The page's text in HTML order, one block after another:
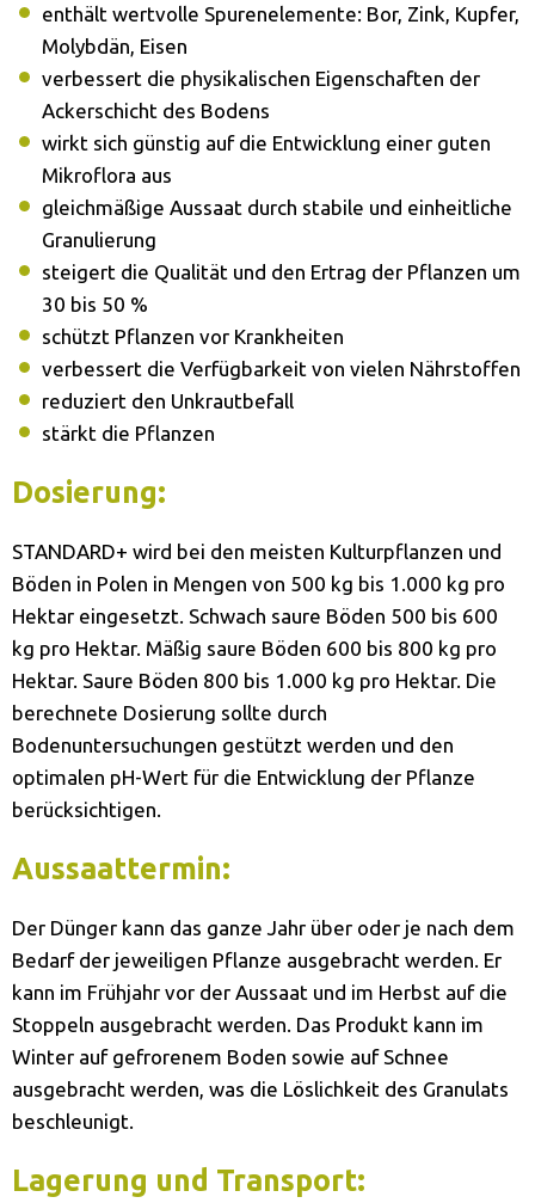
enthält wertvolle Spurenelemente: Bor, Zink, Kupfer,
Molybdän, Eisen
verbessert die physikalischen Eigenschaften der
Ackerschicht des Bodens
wirkt sich günstig auf die Entwicklung einer guten
Mikroflora aus
gleichmäßige Aussaat durch stabile und einheitliche
Granulierung
steigert die Qualität und den Ertrag der Pflanzen um
30 bis 50 %
schützt Pflanzen vor Krankheiten
verbessert die Verfügbarkeit von vielen Nährstoffen
reduziert den Unkrautbefall
stärkt die Pflanzen
Dosierung:
STANDARD+ wird bei den meisten Kulturpflanzen und
Böden in Polen in Mengen von 500 kg bis 1.000 kg pro
Hektar eingesetzt. Schwach saure Böden 500 bis 600
kg pro Hektar. Mäßig saure Böden 600 bis 800 kg pro
Hektar. Saure Böden 800 bis 1.000 kg pro Hektar. Die
berechnete Dosierung sollte durch
Bodenuntersuchungen gestützt werden und den
optimalen pH-Wert für die Entwicklung der Pflanze
berücksichtigen.
Aussaattermin:
Der Dünger kann das ganze Jahr über oder je nach dem
Bedarf der jeweiligen Pflanze ausgebracht werden. Er
kann im Frühjahr vor der Aussaat und im Herbst auf die
Stoppeln ausgebracht werden. Das Produkt kann im
Winter auf gefrorenem Boden sowie auf Schnee
ausgebracht werden, was die Löslichkeit des Granulats
beschleunigt.
Lagerung und Transport: